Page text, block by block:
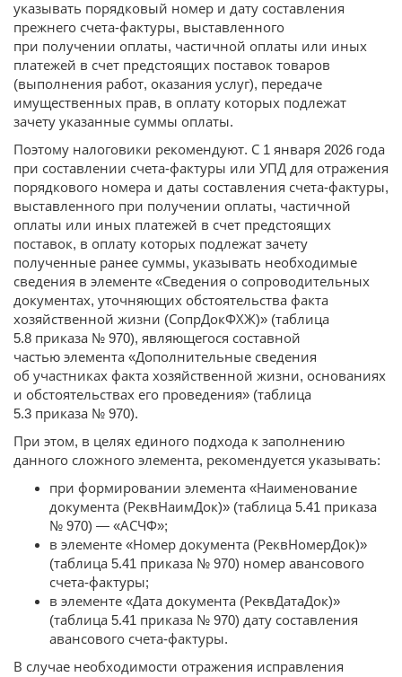
указывать порядковый номер и дату составления
прежнего счета-фактуры, выставленного
при получении оплаты, частичной оплаты или иных
платежей в счет предстоящих поставок товаров
(выполнения работ, оказания услуг), передаче
имущественных прав, в оплату которых подлежат
зачету указанные суммы оплаты.
Поэтому налоговики рекомендуют. С 1 января 2026 года
при составлении счета-фактуры или УПД для отражения
порядкового номера и даты составления счета-фактуры,
выставленного при получении оплаты, частичной
оплаты или иных платежей в счет предстоящих
поставок, в оплату которых подлежат зачету
полученные ранее суммы, указывать необходимые
сведения в элементе «Сведения о сопроводительных
документах, уточняющих обстоятельства факта
хозяйственной жизни (СопрДокФХЖ)» (таблица
5.8 приказа № 970), являющегося составной
частью элемента «Дополнительные сведения
об участниках факта хозяйственной жизни, основаниях
и обстоятельствах его проведения» (таблица
5.3 приказа № 970).
При этом, в целях единого подхода к заполнению
данного сложного элемента, рекомендуется указывать:
при формировании элемента «Наименование
документа (РеквНаимДок)» (таблица 5.41 приказа
№ 970) — «АСЧФ»;
в элементе «Номер документа (РеквНомерДок)»
(таблица 5.41 приказа № 970) номер авансового
счета-фактуры;
в элементе «Дата документа (РеквДатаДок)»
(таблица 5.41 приказа № 970) дату составления
авансового счета-фактуры.
В случае необходимости отражения исправления